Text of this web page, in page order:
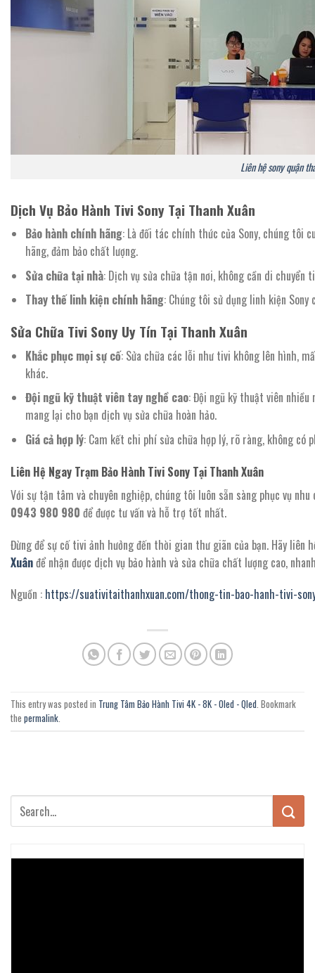
Liên hệ sony quận
Dịch Vụ Bảo Hành Tivi Sony Tại Thanh Xuân
Bảo hành chính hãng: Là đối tác chính thức của Sony, chúng tôi
hãng, đảm bảo chất lượng.
Sửa chữa tại nhà: Dịch vụ sửa chữa tận nơi, không cần di
Thay thế linh kiện chính hãng: Chúng tôi sử dụng linh kiện Sony
Sửa Chữa Tivi Sony Uy Tín Tại Thanh Xuân
Khắc phục mọi sự cố: Sửa chữa các lỗi như tivi không lên hình,
khác.
Đội ngũ kỹ thuật viên tay nghề cao: Đội ngũ kỹ thuật viên nhiều
mang lại cho bạn dịch vụ sửa chữa hoàn hảo.
Giá cả hợp lý: Cam kết chi phí sửa chữa hợp lý, rõ ràng, không có
Liên Hệ Ngay Trạm Bảo Hành Tivi Sony Tại Thanh Xuân
Với sự tận tâm và chuyên nghiệp, chúng tôi luôn sẵn sàng phục vụ
0943 980 980 để được tư vấn và hỗ trợ tốt nhất.
Đừng để sự cố tivi ảnh hưởng đến thời gian thư giãn của bạn. Hãy liên
Xuânđể nhận được dịch vụ bảo hành và sửa chữa chất lượng cao,
Nguồn : https://suativitaithanhxuan.com/thong-tin-bao-hanh-tivi-
This entry was posted in Trung Tâm Bảo Hành Tivi 4K - 8K - Oled - Qled . Bookmark
the permalink